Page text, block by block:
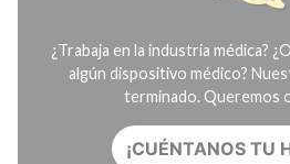
¿Trabaja en la industria médica?
algún dispositivo médico?
terminado. Queremos
¡CUÉNTANOS TU